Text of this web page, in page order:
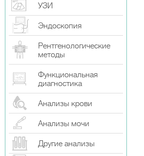
УЗИ
Эндоскопия
Рентгенологические
методы
Функциональная
диагностика
Анализы крови
Анализы мочи
Другие анализы